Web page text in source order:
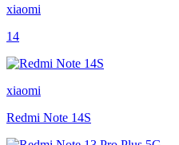
xiaomi
14
xiaomi
Redmi Note 14S